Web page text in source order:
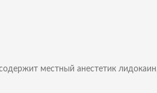
местный анестетик